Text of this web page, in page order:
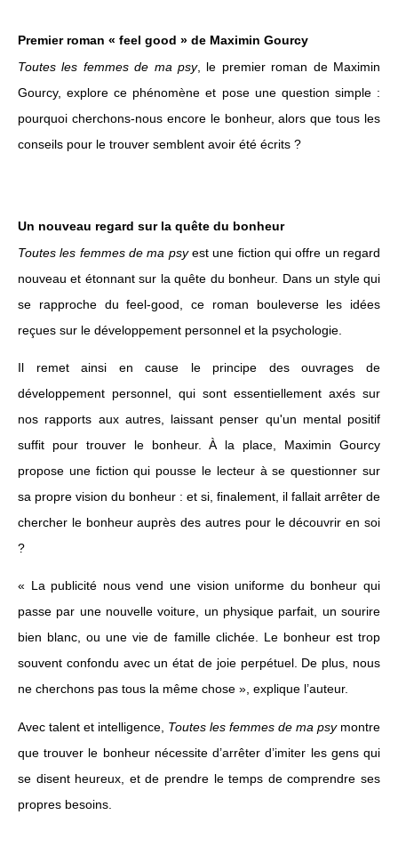
Premier roman « feel good » de Maximin Gourcy
Toutes les femmes de ma psy, le premier roman de Maximin
Gourcy, explore ce phénomène et pose une question simple :
pourquoi cherchons-nous encore le bonheur, alors que tous les
conseils pour le trouver semblent avoir été écrits ?
Un nouveau regard sur la quête du bonheur
Toutes les femmes de ma psyest une fiction qui offre un regard
nouveau et étonnant sur la quête du bonheur. Dans un style qui
se rapproche du feel-good, ce roman bouleverse les idées
reçues sur le développement personnel et la psychologie.
Il remet ainsi en cause le principe des ouvrages de
développement personnel, qui sont essentiellement axés sur
nos rapports aux autres, laissant penser qu'un mental positif
suffit pour trouver le bonheur. À la place, Maximin Gourcy
propose une fiction qui pousse le lecteur à se questionner sur
sa propre vision du bonheur : et si, finalement, il fallait arrêter de
chercher le bonheur auprès des autres pour le découvrir en soi
?
« La publicité nous vend une vision uniforme du bonheur qui
passe par une nouvelle voiture, un physique parfait, un sourire
bien blanc, ou une vie de famille clichée. Le bonheur est trop
souvent confondu avec un état de joie perpétuel. De plus, nous
ne cherchons pas tous la même chose », explique l’auteur.
Avec talent et intelligence, Toutes les femmes de ma psy montre
que trouver le bonheur nécessite d’arrêter d’imiter les gens qui
se disent heureux, et de prendre le temps de comprendre ses
propres besoins.